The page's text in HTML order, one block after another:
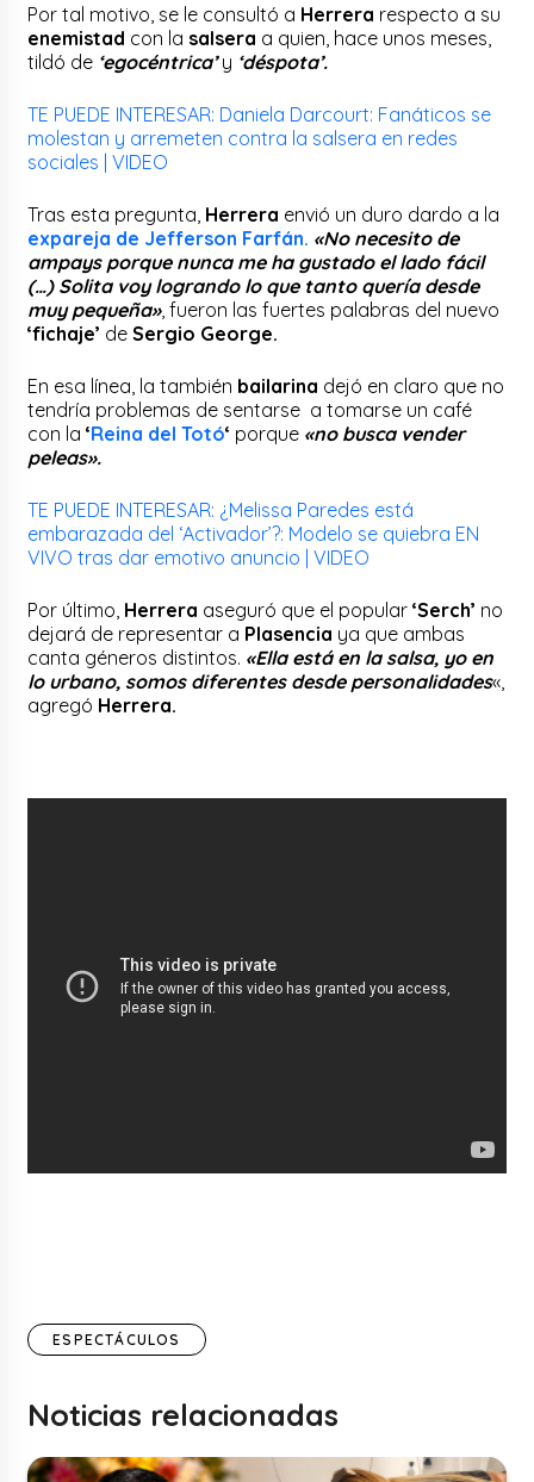
Por tal motivo, se le consultó a Herrera respecto a su
enemistad con la salsera a quien, hace unos meses,
tildó de ‘egocéntrica’y ‘déspota’.
TE PUEDE INTERESAR: Daniela Darcourt: Fanáticos se
molestan y arremeten contra la salsera en redes
sociales | VIDEO
Tras esta pregunta, Herrera envió un duro dardo a la
expareja de Jefferson Farfán. «No necesito de
ampays porque nunca me ha gustado el lado fácil
(…) Solita voy logrando lo que tanto quería desde
muy pequeña», fueron las fuertes palabras del nuevo
‘fichaje’ deSergio George.
En esa línea, la también bailarina dejó en claro que no
tendría problemas de sentarse a tomarse un café
con la‘Reina del Totó‘ porque «no busca vender
peleas».
TE PUEDE INTERESAR: ¿Melissa Paredes está
embarazada del ‘Activador’?: Modelo se quiebra EN
VIVO tras dar emotivo anuncio | VIDEO
Por último, Herrera aseguró que el popular‘Serch’ no
dejará de representar a Plasencia ya que ambas
canta géneros distintos. «Ella está en la salsa, yo en
lo urbano, somos diferentes desde personalidades«,
agregó Herrera.
ESPECTÁCULOS
Noticias relacionadas